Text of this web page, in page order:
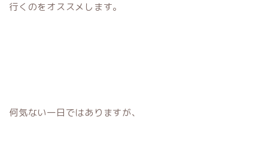
行くのをオススメします。
何気ない一日ではありますが、